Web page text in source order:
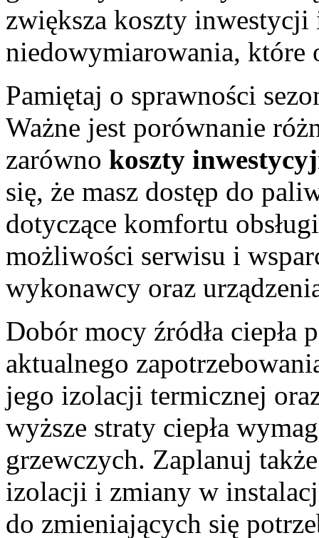
zwiększa koszty inwestycji
niedowymiarowania, które
Pamiętaj o sprawności
Ważne jest porównanie
zarówno koszty
się, że masz dostęp do
dotyczące komfortu
możliwości serwisu i
wykonawcy oraz
Dobór mocy źródła
aktualnego
jego izolacji termicznej
wyższe straty ciepła
grzewczych. Zaplanuj
izolacji i zmiany w
do zmieniających się